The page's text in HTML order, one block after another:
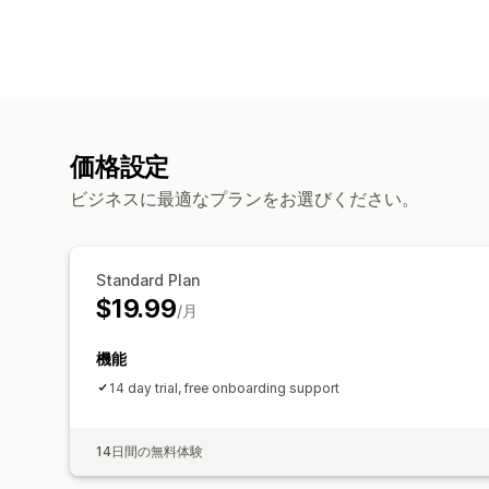
価格設定
ビジネスに最適なプランをお選びください。
Standard Plan
$19.99/月
機能
14 day trial, free onboarding support
14日間の無料体験